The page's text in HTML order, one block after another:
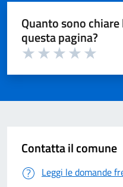
Quanto sono
questa pagina?
Contatta il comune
Leggi le domande